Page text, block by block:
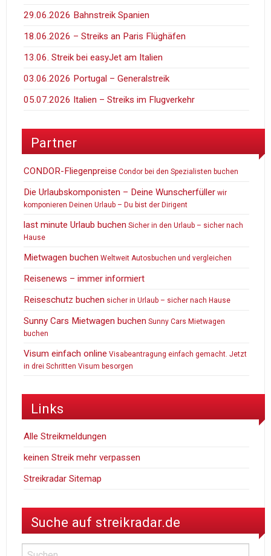
29.06.2026 Bahnstreik Spanien
18.06.2026 – Streiks an Paris Flüghäfen
13.06. Streik bei easyJet am Italien
03.06.2026 Portugal – Generalstreik
05.07.2026 Italien – Streiks im Flugverkehr
Partner
CONDOR-Fliegenpreise Condor bei den Spezialisten buchen
Die Urlaubskomponisten – Deine Wunscherfüller wir
komponieren Deinen Urlaub – Du bist der Dirigent
last minute Urlaub buchen Sicher in den Urlaub – sicher nach
Hause
Mietwagen buchen Weltweit Autosbuchen und vergleichen
Reisenews – immer informiert
Reiseschutz buchen sicher in Urlaub – sicher nach Hause
Sunny Cars Mietwagen buchen Sunny Cars Mietwagen
buchen
Visum einfach online Visabeantragung einfach gemacht. Jetzt
in drei Schritten Visum besorgen
Links
Alle Streikmeldungen
keinen Streik mehr verpassen
Streikradar Sitemap
Suche auf streikradar.de